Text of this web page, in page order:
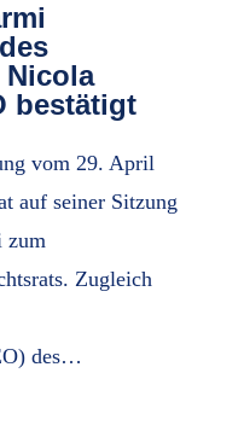
bestätigt
vom 29. April
auf seiner Sitzung
zum
Zugleich
des…